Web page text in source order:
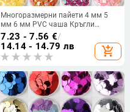
Многоразмерни пайети 4 мм 5
мм 6 мм PVC чаша Кръгли
свободни пайети Пайети Шевни
сватбени занаяти Жени Деца
Направи си сам аксесоари за
дрехи 20 г
7.23 - 7.56 €/
14.14 - 14.79 лв
add_shopping_cart